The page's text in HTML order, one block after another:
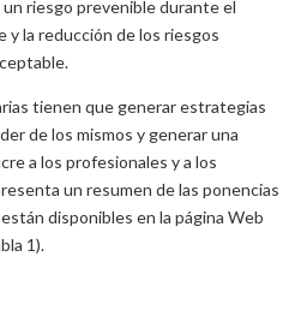
riesgo prevenible durante el
y la reducción de los riesgos
tienen que generar estrategias
de los mismos y generar una
a los profesionales y a los
un resumen de las ponencias
disponibles en la página Web
1).